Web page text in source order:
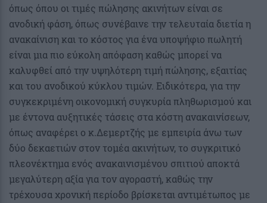
όπως όπου οι τιμές πώλησης ακινήτων είναι σε
ανοδική φάση, όπως συνέβαινε την τελευταία διετία η
ανακαίνιση και το κόστος για ένα υποψήφιο πωλητή
είναι μια πιο εύκολη απόφαση καθώς μπορεί να
καλυφθεί από την υψηλότερη τιμή πώλησης, εξαιτίας
και του ανοδικού κύκλου τιμών. Ειδικότερα, για την
συγκεκριμένη οικονομική συγκυρία πληθωρισμού και
με έντονα αυξητικές τάσεις στα κόστη ανακαινίσεων,
όπως αναφέρει ο κ.Δεμερτζής με εμπειρία άνω των
δύο δεκαετιών στον τομέα ακινήτων, το συγκριτικό
πλεονέκτημα ενός ανακαινισμένου σπιτιού αποκτά
μεγαλύτερη αξία για τον αγοραστή, καθώς την
τρέχουσα χρονική περίοδο βρίσκεται αντιμέτωπος με